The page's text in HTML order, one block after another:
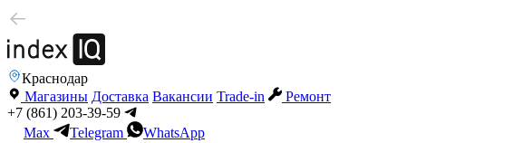
Краснодар
Магазины Доставка Вакансии Trade-in
Ремонт
+7 (861) 203-39-59
Max
Telegram
WhatsApp